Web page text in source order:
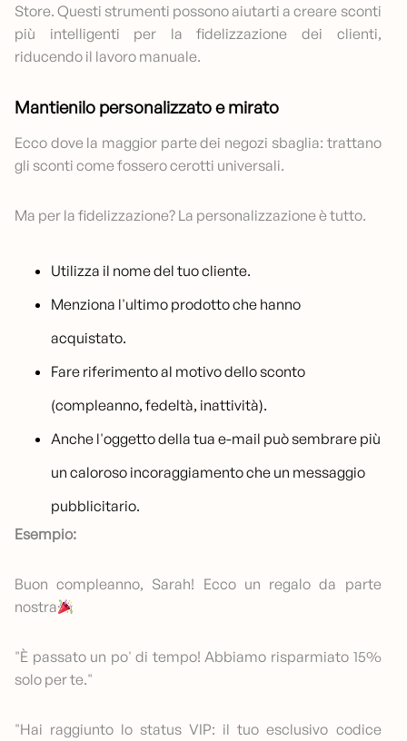
Store. Questi strumenti possono aiutarti a creare sconti
più intelligenti per la fidelizzazione dei clienti,
riducendo il lavoro manuale.
Mantienilo personalizzato e mirato
Ecco dove la maggior parte dei negozi sbaglia: trattano
gli sconti come fossero cerotti universali.
Ma per la fidelizzazione? La personalizzazione è tutto.
Utilizza il nome del tuo cliente.
Menziona l'ultimo prodotto che hanno
acquistato.
Fare riferimento al motivo dello sconto
(compleanno, fedeltà, inattività).
Anche l'oggetto della tua e-mail può sembrare più
un caloroso incoraggiamento che un messaggio
pubblicitario.
Esempio:
Buon compleanno, Sarah! Ecco un regalo da parte
nostra
"È passato un po' di tempo! Abbiamo risparmiato 15%
solo per te."
"Hai raggiunto lo status VIP: il tuo esclusivo codice